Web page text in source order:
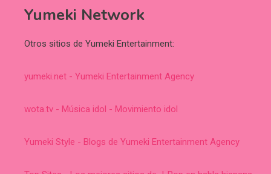
Yumeki Network
Otros sitios de Yumeki Entertainment:
yumeki.net - Yumeki Entertainment Agency
wota.tv - Música idol - Movimiento idol
Yumeki Style - Blogs de Yumeki Entertainment Agency